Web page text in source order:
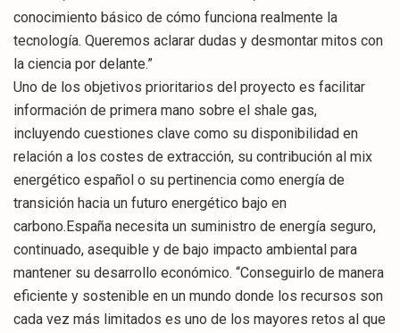
conocimiento básico de cómo funciona realmente la
tecnología. Queremos aclarar dudas y desmontar mitos con
la ciencia por delante.”
Uno de los objetivos prioritarios del proyecto es facilitar
información de primera mano sobre el shale gas,
incluyendo cuestiones clave como su disponibilidad en
relación a los costes de extracción, su contribución al mix
energético español o su pertinencia como energía de
transición hacia un futuro energético bajo en
carbono.España necesita un suministro de energía seguro,
continuado, asequible y de bajo impacto ambiental para
mantener su desarrollo económico. “Conseguirlo de manera
eficiente y sostenible en un mundo donde los recursos son
cada vez más limitados es uno de los mayores retos al que